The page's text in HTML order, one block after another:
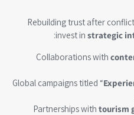
Rebuilding trust after
invest in strategic
Collaborations with
Global campaigns titled “
Partnerships with tourism